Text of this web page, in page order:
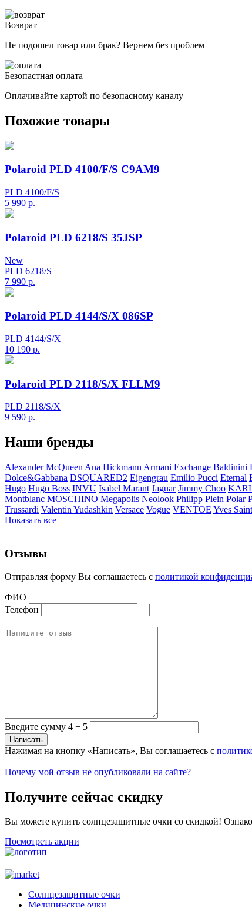
Возврат
Не подошел товар или брак? Вернем без проблем
Безопастная оплата
Оплачивайте картой по безопасному каналу
Похожие товары
Polaroid PLD 4100/F/S C9AM9
PLD 4100/F/S
5 990 р.
Polaroid PLD 6218/S 35JSP
New
PLD 6218/S
7 990 р.
Polaroid PLD 4144/S/X 086SP
PLD 4144/S/X
10 190 р.
Polaroid PLD 2118/S/X FLLM9
PLD 2118/S/X
9 590 р.
Наши бренды
Alexander McQueen Ana Hickmann Armani Exchange Baldinini
Dolce&Gabbana DSQUARED2 Eigengrau Emilio Pucci Eternal
Hugo Hugo Boss INVU Isabel Marant Jaguar Jimmy Choo
Montblanc MOSCHINO Megapolis Neolook Philipp Plein Polar
Trussardi Valentin Yudashkin Versace Vogue VENTOE Yves
Показать все
Отзывы
Отправляя форму Вы соглашаетесь с политикой
ФИО
Телефон
Введите сумму 4 + 5
Нажимая на кнопку «Написать», Вы соглашаетесь с
Почему мой отзыв не опубликовали на сайте?
Получите сейчас скидку
Вы можете купить солнцезащитные очки со скидкой!
Посмотреть акции
Солнцезащитные очки